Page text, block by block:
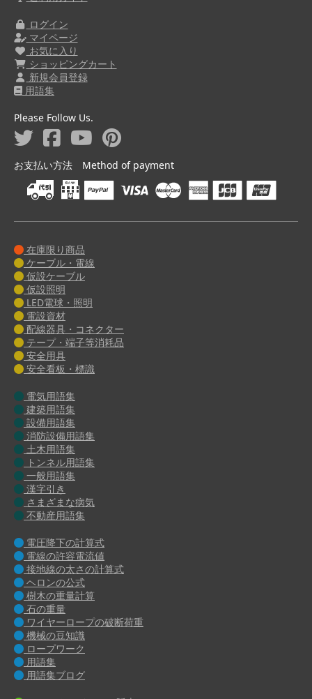
ログイン
マイページ
お気に入り
ショッピングカート
新規会員登録
用語集
Please Follow Us.
お支払い方法 Method of payment
在庫限り商品
ケーブル・電線
仮設ケーブル
仮設照明
LED電球・照明
電設資材
配線器具・コネクター
テープ・端子等消耗品
安全用具
安全看板・標識
電気用語集
建築用語集
設備用語集
消防設備用語集
土木用語集
トンネル用語集
一般用語集
漢字引き
さまざまな病気
不動産用語集
電圧降下の計算式
電線の許容電流値
接地線の太さの計算式
ヘロンの公式
樹木の重量計算
石の重量
ワイヤーロープの破断荷重
機械の豆知識
ロープワーク
用語集
用語集ブログ